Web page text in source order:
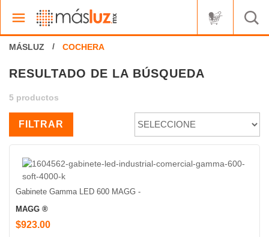
RESULTADO DE LA BÚSQUEDA
5 productos
FILTRAR
Gabinete Gamma LED 600 MAGG -
MAGG ®
$923.00